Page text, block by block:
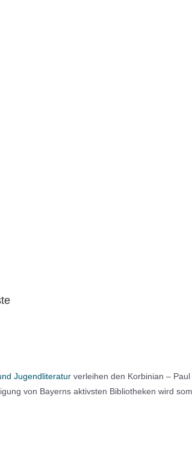
Jugendliteratur verleihen den Korbinian –
von Bayerns aktivsten Bibliotheken wird